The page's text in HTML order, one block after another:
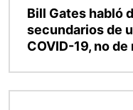
Bill Gates habló
secundarios de
COVID-19, no